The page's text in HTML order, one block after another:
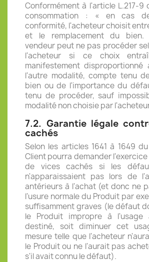
Conformément à l'article L.217-9
consommation : « en cas
conformité, l'acheteur choisit
et le remplacement du bien.
vendeur peut ne pas procéder
l'acheteur si ce choix
manifestement
l'autre modalité, compte tenu
bien ou de l'importance du
tenu de procéder, sauf
modalité non choisie par
7.2. Garantie légale
cachés
Selon les articles 1641 à 1649
Client pourra demander
de vices cachés si les
n'apparaissaient pas lors de
antérieurs à l'achat (et donc ne
l'usure normale du Produit par
suffisamment graves (le défaut
le Produit impropre à l'usage
destiné, soit diminuer cet
mesure telle que l'acheteur
le Produit ou ne l'aurait pas
s'il avait connu le défaut).